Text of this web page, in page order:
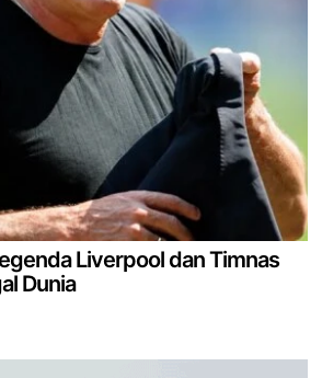
Liverpool dan Timnas
Dunia